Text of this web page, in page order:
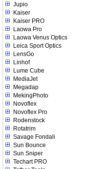
Jupio
Kaiser
Kaiser PRO
Laowa Pro
Laowa Venus Optics
Leica Sport Optics
LensGo
Linhof
Lume Cube
MediaJet
Megadap
MekingPhoto
Novoflex
Novoflex Pro
Rodenstock
Rotatrim
Savage Fondali
Sun Bounce
Sun Sniper
Techart PRO